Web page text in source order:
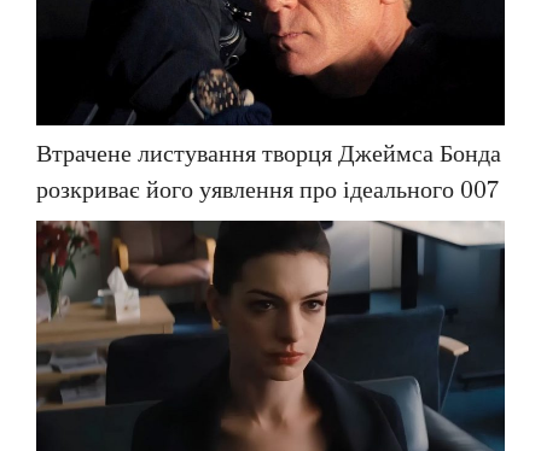
Втрачене листування творця Джеймса Бонда
розкриває його уявлення про ідеального 007